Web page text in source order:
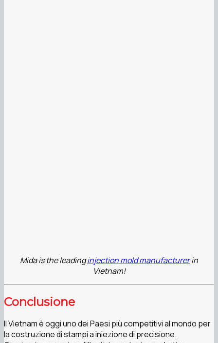
Mida is the leadinginjection mold manufacturerin
Vietnam!
Conclusione
Il Vietnam è oggi uno dei Paesi più competitivi al mondo per
la costruzione di stampi a iniezione di precisione.